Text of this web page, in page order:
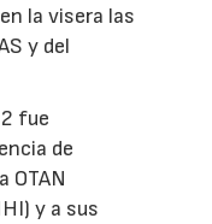
la visera las
y del
fue
de
OTAN
y a sus